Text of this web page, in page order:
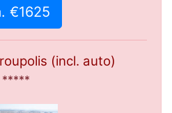
€1625
(incl. auto)
*****